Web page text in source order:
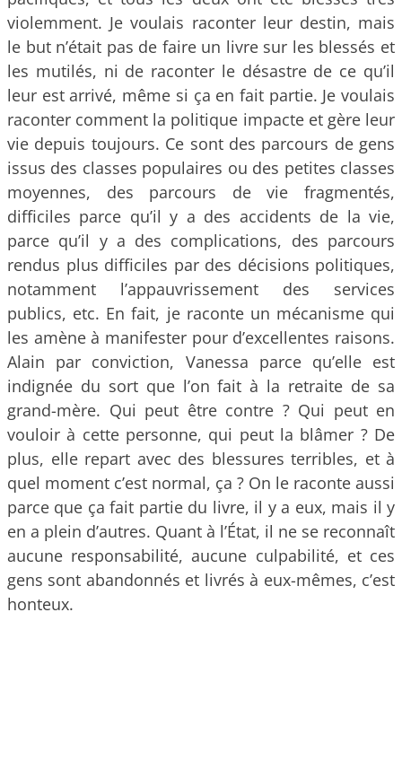
violemment. Je voulais raconter leur destin, mais
le but n’était pas de faire un livre sur les blessés et
les mutilés, ni de raconter le désastre de ce qu’il
leur est arrivé, même si ça en fait partie. Je voulais
raconter comment la politique impacte et gère leur
vie depuis toujours. Ce sont des parcours de gens
issus des classes populaires ou des petites classes
moyennes, des parcours de vie fragmentés,
difficiles parce qu’il y a des accidents de la vie,
parce qu’il y a des complications, des parcours
rendus plus difficiles par des décisions politiques,
notamment l’appauvrissement des services
publics, etc. En fait, je raconte un mécanisme qui
les amène à manifester pour d’excellentes raisons.
Alain par conviction, Vanessa parce qu’elle est
indignée du sort que l’on fait à la retraite de sa
grand-mère. Qui peut être contre ? Qui peut en
vouloir à cette personne, qui peut la blâmer ? De
plus, elle repart avec des blessures terribles, et à
quel moment c’est normal, ça ? On le raconte aussi
parce que ça fait partie du livre, il y a eux, mais il y
en a plein d’autres. Quant à l’État, il ne se reconnaît
aucune responsabilité, aucune culpabilité, et ces
gens sont abandonnés et livrés à eux-mêmes, c’est
honteux.